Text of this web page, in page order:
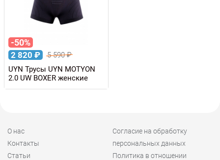
-50%
2 820 ₽ 5 590₽
UYN Трусы UYN MOTYON
2.0 UW BOXER женские
О нас
Контакты
Статьи
Согласие на обработку
персональных данных
Политика в отношении